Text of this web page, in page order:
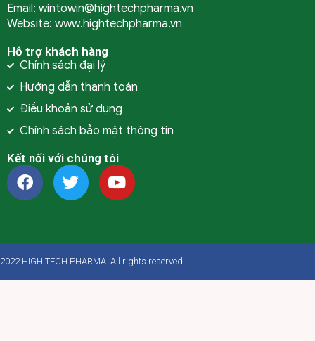
Email: wintowin@hightechpharma.vn
Website: www.hightechpharma.vn
Hỗ trợ khách hàng
Chính sách đại lý
Hướng dẫn thanh toán
Điều khoản sử dụng
Chính sách bảo mật thông tin
Kết nối với chúng tôi
2022 HIGH TECH PHARMA. All rights reserved